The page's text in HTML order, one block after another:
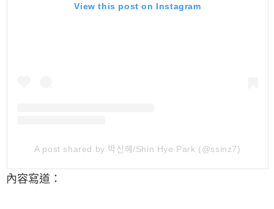
View this post on Instagram
A post shared by 박신혜/Shin Hye Park (@ssinz7)
內容寫道：